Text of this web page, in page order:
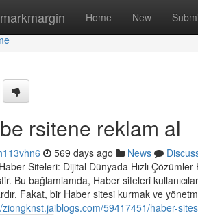
Home New
rsitene reklam al
569 days ago News
Siteleri: Dijital Dünyada Hızlı
Bu bağlamlamda, Haber siteleri
Fakat, bir Haber sitesi kurmak ve
ziongknst.jaiblogs.com/59417451/haber-